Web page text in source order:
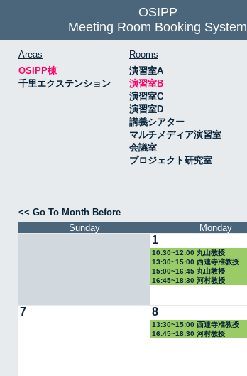
OSIPP
Meeting Room Booking System
Areas
OSIPP棟
千里エクステンション
Rooms
演習室A
演習室B
演習室C
演習室D
講義シアター
マルチメディア演習室
会議室
プロジェクト研究室
<< Go To Month Before
Sunday
Monday
1
10:30~12:00 丸山教授
13:30~15:00 西連寺准教授
15:00~16:45 丸山教授
16:45~18:30 河村教授
7 8
13:30~15:00 西連寺准教授
16:45~18:30 河村教授